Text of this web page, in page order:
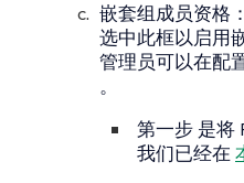
嵌套组成员资格：
选中此框以启用
管理员可以在配
。
第一步 是将
我们已经在